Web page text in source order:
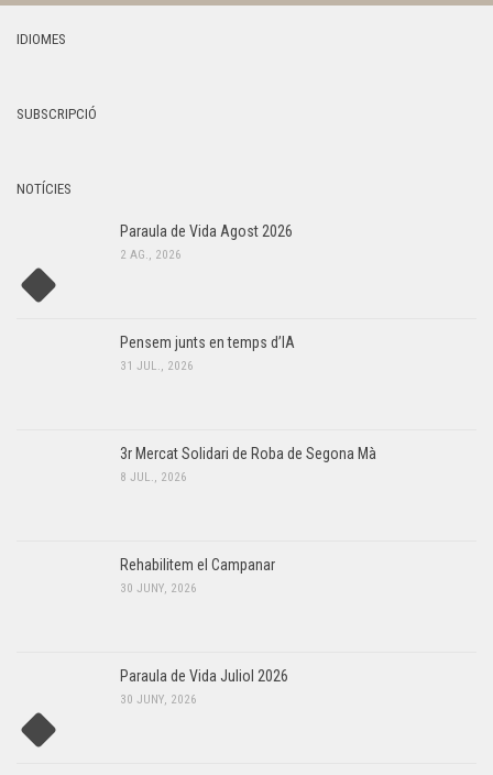
IDIOMES
SUBSCRIPCIÓ
NOTÍCIES
Paraula de Vida Agost 2026
2 AG., 2026
Pensem junts en temps d’IA
31 JUL., 2026
3r Mercat Solidari de Roba de Segona Mà
8 JUL., 2026
Rehabilitem el Campanar
30 JUNY, 2026
Paraula de Vida Juliol 2026
30 JUNY, 2026